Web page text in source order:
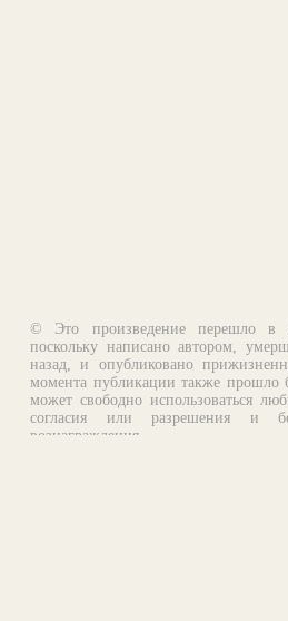
© Это произведение перешло в
поскольку написано автором,
назад, и опубликовано
момента публикации также прошло
может свободно использоваться
согласия или разрешения и
вознаграждения.